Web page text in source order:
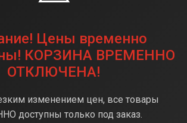
Pro
26
Цены временно
КОРЗИНА ВРЕМЕННО
ОТКЛЮЧЕНА!
изменением цен, все товары
доступны только под заказ.